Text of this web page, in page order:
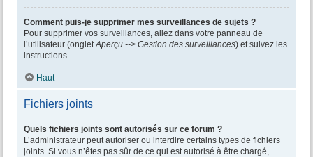
Comment puis-je supprimer mes surveillances de sujets ?
Pour supprimer vos surveillances, allez dans votre panneau de
l’utilisateur (ongletAperçu --> Gestion des surveillances) et suivez les
instructions.
Haut
Fichiers joints
Quels fichiers joints sont autorisés sur ce forum ?
L’administrateur peut autoriser ou interdire certains types de fichiers
joints. Si vous n’êtes pas sûr de ce qui est autorisé à être chargé,